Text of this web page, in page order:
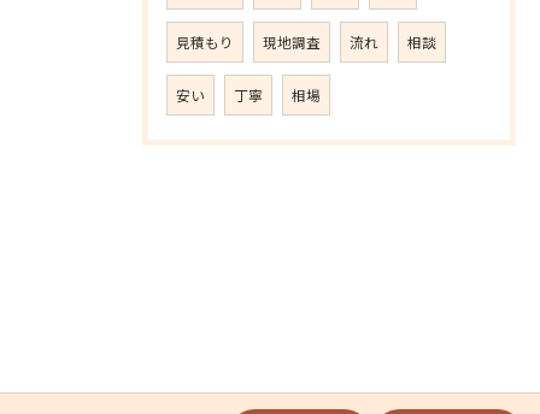
見積もり 現地調査 流れ 相談
安い 丁寧 相場